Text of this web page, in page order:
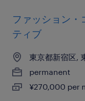
ファッション・
ティブ
東京都新宿区,
permanent
¥270,000 per